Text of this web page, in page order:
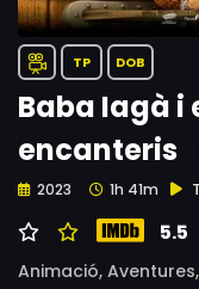
TP DOB
Baba Iagà i
encanteris
2023 1h 41m
5.5
Animació, Aventures,